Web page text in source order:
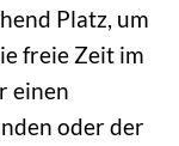
Platz, um
freie Zeit im
einen
oder der